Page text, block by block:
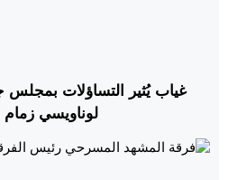
غياب يُثير التساؤلات بمجلس
لوناويسي زمام